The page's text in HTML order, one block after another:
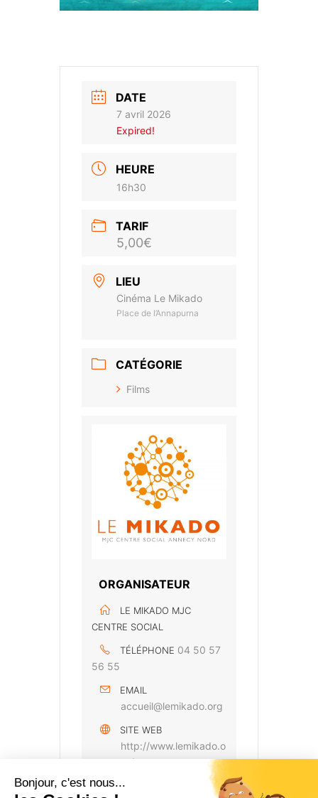
Bonjour, c'est nous...
DATE
7 avril 2026
Expired!
HEURE
16h30
TARIF
5,00€
LIEU
Cinéma Le Mikado
Place de l’Annapurna
CATÉGORIE
Films
ORGANISATEUR
LE MIKADO MJC
CENTRE SOCIAL
TÉLÉPHONE 04 50 57
56 55
EMAIL
accueil@lemikado.org
SITE WEB
http://www.lemikado.o
rg/